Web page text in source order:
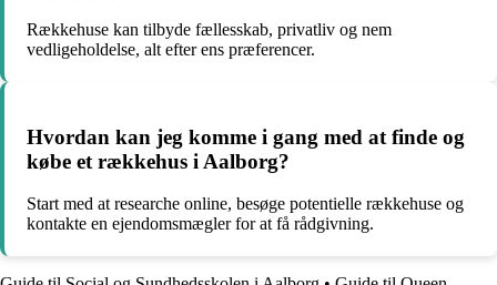
Rækkehuse kan tilbyde fællesskab, privatliv og nem
vedligeholdelse, alt efter ens præferencer.
Hvordan kan jeg komme i gang med at finde og
købe et rækkehus i Aalborg?
Start med at researche online, besøge potentielle rækkehuse og
kontakte en ejendomsmægler for at få rådgivning.